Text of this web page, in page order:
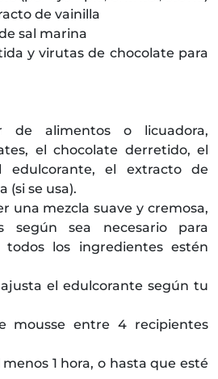
de vainilla
sal marina
y virutas de chocolate para
de alimentos o licuadora,
el chocolate derretido, el
edulcorante, el extracto de
(si se usa).
una mezcla suave y cremosa,
según sea necesario para
los ingredientes estén
el edulcorante según tu
mousse entre 4 recipientes
1 hora, o hasta que esté